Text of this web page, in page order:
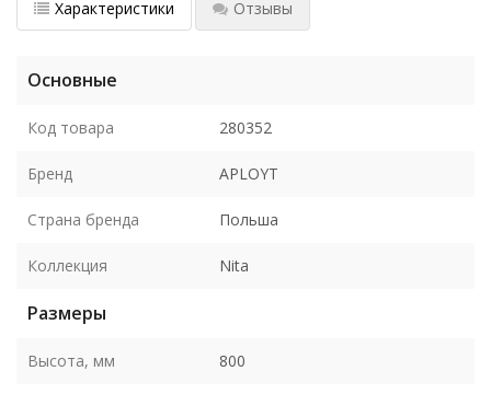
Характеристики Отзывы
Основные
Код товара 280352
Бренд APLOYT
Страна бренда Польша
Коллекция Nita
Размеры
Высота, мм 800